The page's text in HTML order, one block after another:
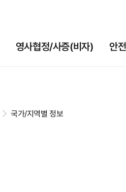
영사협정/사증(비자) 안
국가/지역별 정보